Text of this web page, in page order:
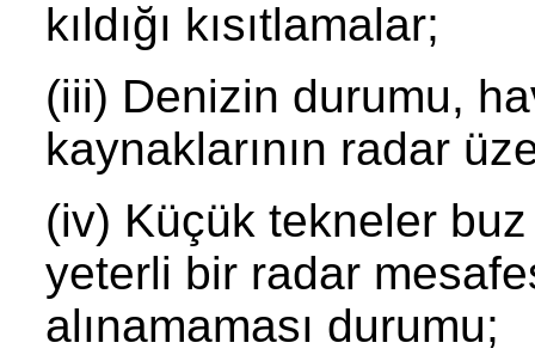
kıldığı kısıtlamalar;
(iii) Denizin durumu,
kaynaklarının radar
(iv) Küçük tekneler
yeterli bir radar
alınamaması durumu;